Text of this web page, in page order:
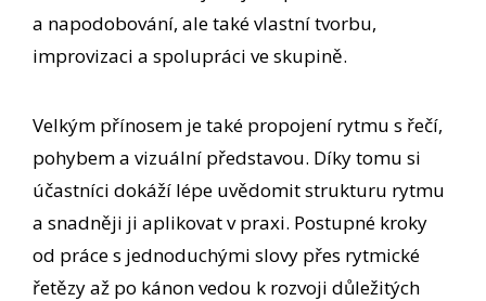
a napodobování, ale také vlastní tvorbu,
improvizaci a spolupráci ve skupině.
Velkým přínosem je také propojení rytmu s řečí,
pohybem a vizuální představou. Díky tomu si
účastníci dokáží lépe uvědomit strukturu rytmu
a snadněji ji aplikovat v praxi. Postupné kroky
od práce s jednoduchými slovy přes rytmické
řetězy až po kánon vedou k rozvoji důležitých